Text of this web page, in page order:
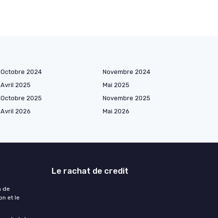
Octobre 2024
Novembre 2024
Avril 2025
Mai 2025
Octobre 2025
Novembre 2025
Avril 2026
Mai 2026
de
et le
Le rachat de credit